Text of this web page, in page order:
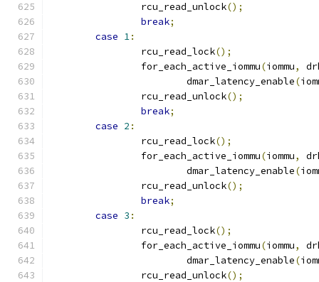
		rcu_read_unlock
();
break;
case 1:
		rcu_read_lock
();
		for_each_active_iommu
(iommu,
			dmar_latency_enable
(
		rcu_read_unlock
();
break;
case 2 :
		rcu_read_lock
();
		for_each_active_iommu
(iommu,
			dmar_latency_enable
(
		rcu_read_unlock
();
break;
case 3 :
		rcu_read_lock
();
		for_each_active_iommu
(iommu,
			dmar_latency_enable
(
		rcu_read_unlock
();